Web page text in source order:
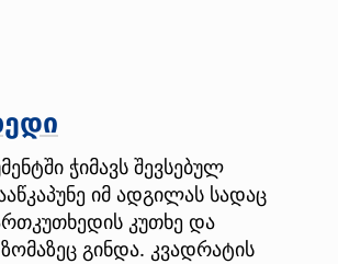
ჭიმავს შევსებულ
იმ ადგილას სადაც
კუთხე და
გინდა. კვადრატის